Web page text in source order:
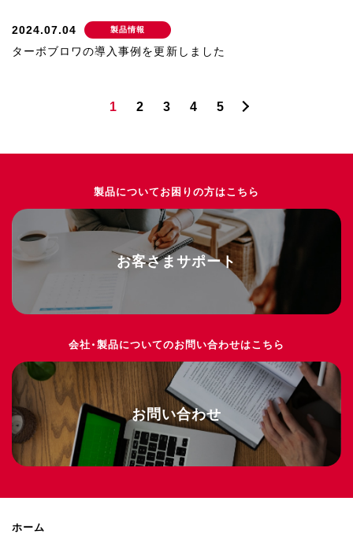
ターボブロワの導入事例を更新しました
2024.07.04 製品情報
ネ
シ
ン
1 2 3 4 5
製品についてお困りの方はこちら
お客さまサポート
会社・製品についてのお問い合わせはこちら
お問い合わせ
ホーム